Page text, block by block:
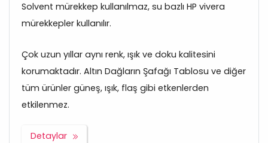
Solvent mürekkep kullanılmaz, su bazlı HP vivera
mürekkepler kullanılır.
Çok uzun yıllar aynı renk, ışık ve doku kalitesini
korumaktadır. Altın Dağların Şafağı Tablosu ve diğer
tüm ürünler güneş, ışık, flaş gibi etkenlerden
etkilenmez.
Detaylar